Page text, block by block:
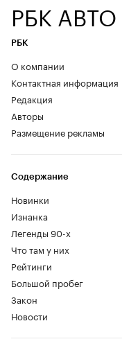
РБК АВТО
РБК
О компании
Контактная информация
Редакция
Авторы
Размещение рекламы
Содержание
Новинки
Изнанка
Легенды 90-х
Что там у них
Рейтинги
Большой пробег
Закон
Новости